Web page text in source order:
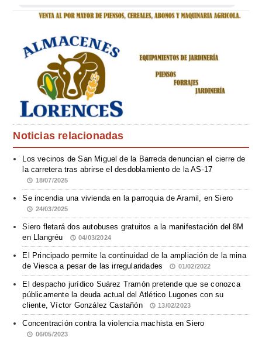
Noticias relacionadas
Los vecinos de San Miguel de la Barreda denuncian el cierre de
la carretera tras abrirse el desdoblamiento de la AS-17
18/07/2025
Se incendia una vivienda en la parroquia de Aramil, en Siero
24/03/2025
Siero fletará dos autobuses gratuitos a la manifestación del 8M
en Llangréu
04/03/2024
El Principado permite la continuidad de la ampliación de la mina
de Viesca a pesar de las irregularidades
01/02/2022
El despacho jurídico Suárez Tramón pretende que se conozca
públicamente la deuda actual del Atlético Lugones con su
cliente, Víctor González Castañón
13/02/2023
Concentración contra la violencia machista en Siero
06/05/2023